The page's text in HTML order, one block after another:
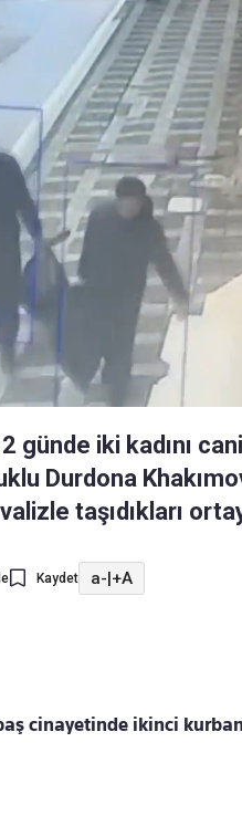
günde iki kadını
Durdona
taşıdıkları
Kaydet a-|+A
cinayetinde ikinci